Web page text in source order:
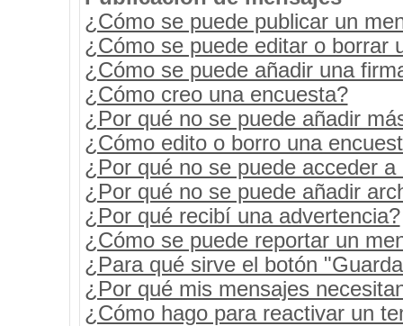
¿Cómo se puede publicar un
¿Cómo se puede editar o borrar
¿Cómo se puede añadir una
¿Cómo creo una encuesta?
¿Por qué no se puede añadir
¿Cómo edito o borro una
¿Por qué no se puede acceder a
¿Por qué no se puede añadir
¿Por qué recibí una advertencia?
¿Cómo se puede reportar un
¿Para qué sirve el botón
¿Por qué mis mensajes
¿Cómo hago para reactivar un